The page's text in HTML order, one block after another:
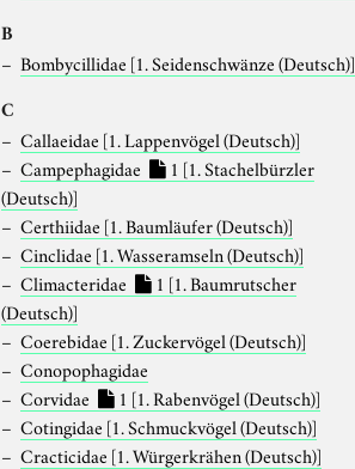
B
Bombycillidae [1. Seidenschwänze (Deutsch)]
C
Callaeidae [1. Lappenvögel (Deutsch)]
Campephagidae
1 [1. Stachelbürzler
(Deutsch)]
Certhiidae [1. Baumläufer (Deutsch)]
Cinclidae [1. Wasseramseln (Deutsch)]
Climacteridae
1 [1. Baumrutscher
(Deutsch)]
Coerebidae [1. Zuckervögel (Deutsch)]
Conopophagidae
Corvidae
1 [1. Rabenvögel (Deutsch)]
Cotingidae [1. Schmuckvögel (Deutsch)]
Cracticidae [1. Würgerkrähen (Deutsch)]